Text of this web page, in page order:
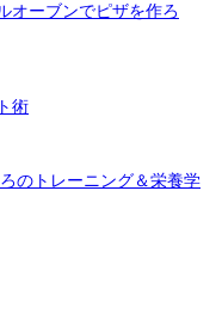
オーブンでピザを作ろ
術
のトレーニング＆栄養学